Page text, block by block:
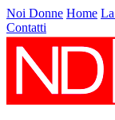
Noi Donne Home
Contatti